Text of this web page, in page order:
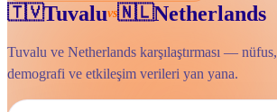
🇹🇻Tuvaluvs🇳🇱Netherlands
Tuvalu ve Netherlands karşılaştırması —
demografi ve etkileşim verileri yan yana.